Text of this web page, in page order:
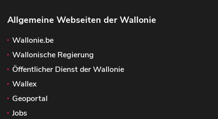
Allgemeine Webseiten der Wallonie
Wallonie.be
Wallonische Regierung
Öffentlicher Dienst der Wallonie
Wallex
Geoportal
Jobs